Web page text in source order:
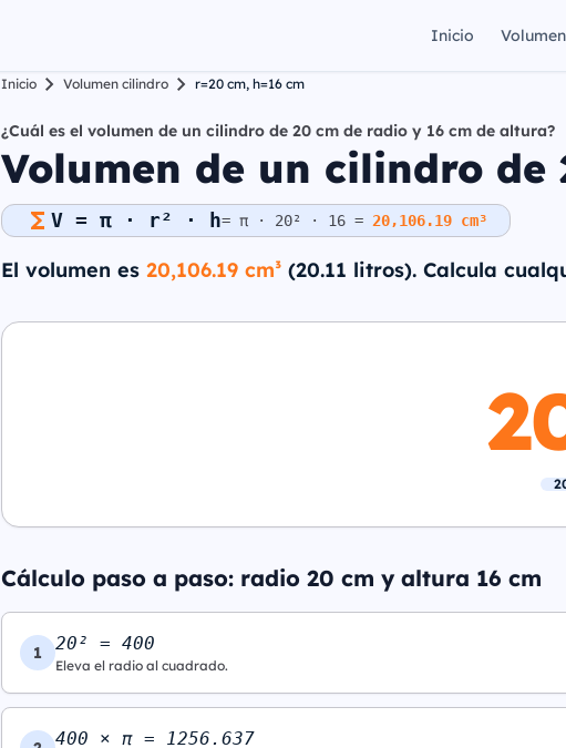
Inicio Volumen
Inicio Volumen cilindro r=20 cm, h=16 cm
¿Cuál es el volumen de un cilindro de 20 cm de radio y 16 cm de altura?
Volumen de un cilindro
V = π · r² · h= π · 20² · 16 = 20,106.19 cm³
El volumen es 20,106.19 cm³ (20.11 litros). Calcula
Cálculo paso a paso: radio 20 cm y altura 16 cm
1 20² = 400
Eleva el radio al cuadrado.
400 × π = 1256.637